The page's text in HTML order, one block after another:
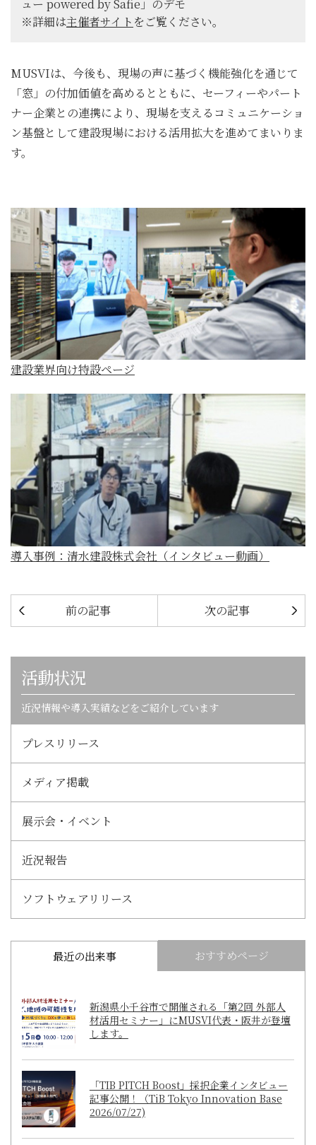
ュー powered by Safie」のデモ
※詳細は主催者サイト をご覧ください。
MUSVIは、今後も、現場の声に基づく機能強化を通じて
「窓」の付加価値を高めるとともに、セーフィーやパート
ナー企業との連携により、現場を支えるコミュニケーショ
ン基盤として建設現場における活用拡大を進めてまいりま
す。
建設業界向け特設ページ
導入事例：清水建設株式会社（インタビュー動画）
前の記事 次の記事
活動状況
近況情報や導入実績などをご紹介しています
プレスリリース
メディア掲載
展示会・イベント
近況報告
ソフトウェアリリース
最近の出来事 おすすめページ
新潟県小千谷市で開催される「第2回 外部人
材活用セミナー」にMUSVI代表・阪井が登壇
します。
「TIB PITCH Boost」採択企業インタビュー
記事公開！（TiB Tokyo Innovation Base
2026/07/27)